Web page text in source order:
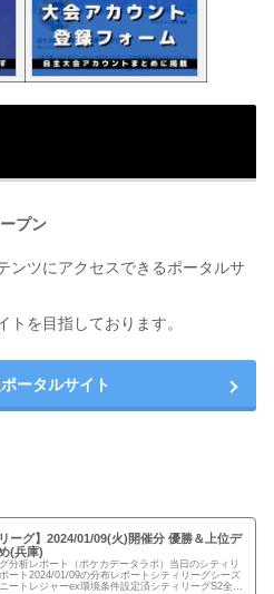
プン
ンツにアクセスできるポータルサ
トを目指しております。
ータルサイト
リーグ】2024/01/09(火)開催分 優勝＆上位デ
(兵庫)
分析レポート（ポケカデータラボ）当日のシティリ
ート2024/01/09の分布レポートシティリーグシーズ
ートレジャーex環境条件設定済シティリーグS2全体